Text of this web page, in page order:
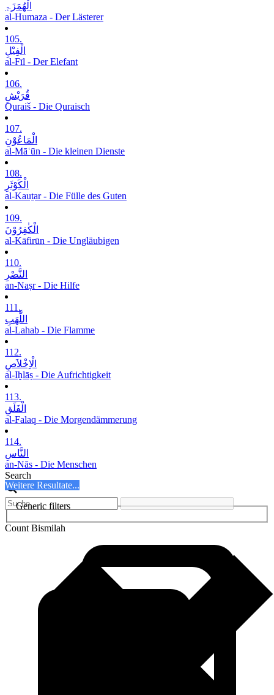
الْھُمَزَۃِ
al-Humaza - Der Lästerer
105.
الْفِیْلِ
al-Fīl - Der Elefant
106.
قُرَیْشٍ
Quraiš - Die Quraisch
107.
الْمَاعُوْنِ
al-Māʿūn - Die kleinen Dienste
108.
الْکَوْثَرِ
al-Kauṯar - Die Fülle des Guten
109.
الْکٰفِرُوْنَ
al-Kāfirūn - Die Ungläubigen
110.
النَّصْرِ
an-Naṣr - Die Hilfe
111.
اللَّھَبِ
al-Lahab - Die Flamme
112.
الْاِخْلاَصِ
al-Iḫlāṣ - Die Aufrichtigkeit
113.
الْفَلَقِ
al-Falaq - Die Morgendämmerung
114.
النَّاسِ
an-Nās - Die Menschen
Search
Weitere Resultate...
Generic filters
Count Bismilah